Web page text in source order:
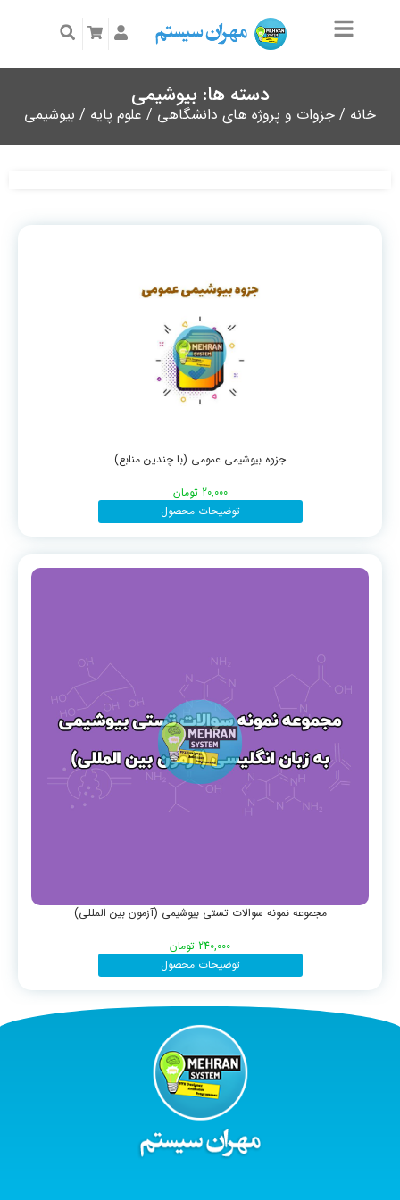
دسته ها: بیوشیمی
خانه / جزوات و پروژه های دانشگاهی / علوم پایه / بیوشیمی
جزوه بیوشیمی عمومی (با چندین منابع)
20,000 تومان
توضیحات محصول
مجموعه نمونه سوالات تستی بیوشیمی (آزمون بین المللی)
240,000 تومان
توضیحات محصول